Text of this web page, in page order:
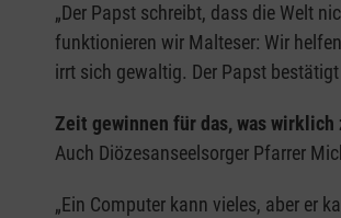
„Der Papst schreibt, dass die Welt
funktionieren wir Malteser: Wir
irrt sich gewaltig. Der Papst
Zeit gewinnen für das, was wirklich
Auch Diözesanseelsorger Pfarrer
„Ein Computer kann vieles, aber er